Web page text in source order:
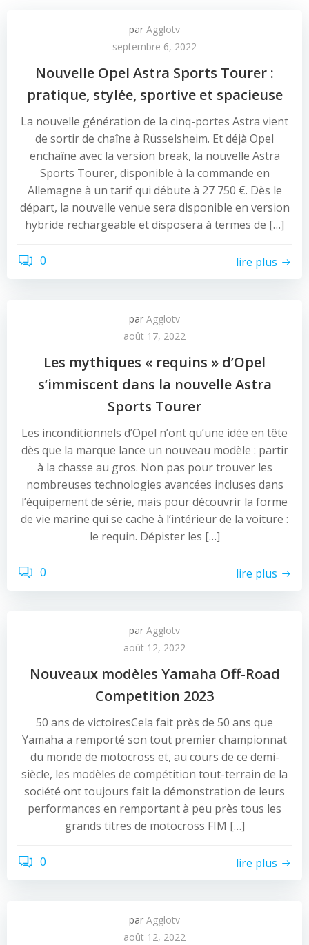
par Agglotv
septembre 6, 2022
Nouvelle Opel Astra Sports Tourer :
pratique, stylée, sportive et spacieuse
La nouvelle génération de la cinq-portes Astra vient
de sortir de chaîne à Rüsselsheim. Et déjà Opel
enchaîne avec la version break, la nouvelle Astra
Sports Tourer, disponible à la commande en
Allemagne à un tarif qui débute à 27 750 €. Dès le
départ, la nouvelle venue sera disponible en version
hybride rechargeable et disposera à termes de […]
0 lire plus
par Agglotv
août 17, 2022
Les mythiques « requins » d’Opel
s’immiscent dans la nouvelle Astra
Sports Tourer
Les inconditionnels d’Opel n’ont qu’une idée en tête
dès que la marque lance un nouveau modèle : partir
à la chasse au gros. Non pas pour trouver les
nombreuses technologies avancées incluses dans
l’équipement de série, mais pour découvrir la forme
de vie marine qui se cache à l’intérieur de la voiture :
le requin. Dépister les […]
0 lire plus
par Agglotv
août 12, 2022
Nouveaux modèles Yamaha Off-Road
Competition 2023
50 ans de victoiresCela fait près de 50 ans que
Yamaha a remporté son tout premier championnat
du monde de motocross et, au cours de ce demi-
siècle, les modèles de compétition tout-terrain de la
société ont toujours fait la démonstration de leurs
performances en remportant à peu près tous les
grands titres de motocross FIM […]
0 lire plus
par Agglotv
août 12, 2022